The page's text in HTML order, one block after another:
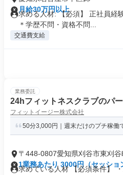
月給30万円以上
求める人材: 【必須】 正社員経
＊学歴不問・資格不問...
交通費支給
業務委託
24hフィットネスクラブのパ
フィットイージー株式会社
50分3,000円｜週末だけのプチ稼働
〒448-0807愛知県刈谷市東刈谷
1業務あたり 3000円（セッショ
求めている人材 【必須条件】